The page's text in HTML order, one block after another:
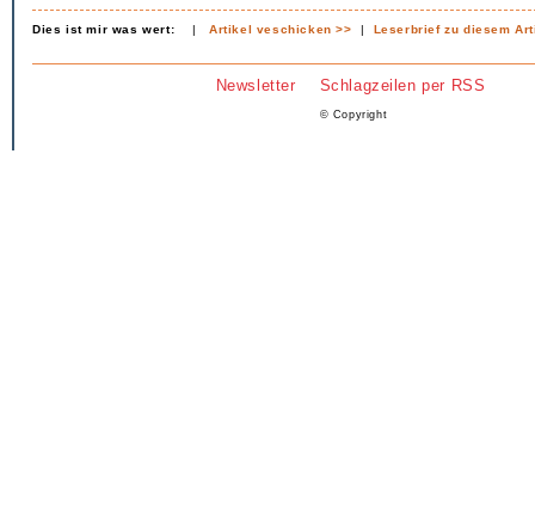
Dies ist mir was wert: |Artikel veschicken >> | Leserbrief zu diesem
Newsletter Schlagzeilen per RSS
© Copyright